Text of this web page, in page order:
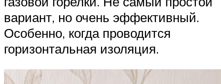
вариант, но очень эффективный.
Особенно, когда проводится
горизонтальная изоляция.